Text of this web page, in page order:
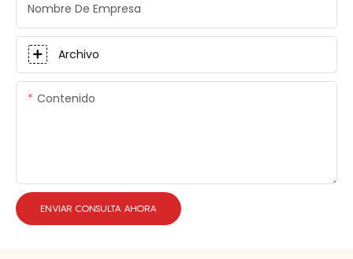
Nombre De Empresa
Archivo
Contenido
ENVIAR CONSULTA AHORA